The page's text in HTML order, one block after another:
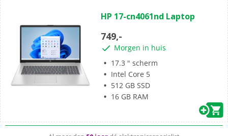
van
5
sterren.
HP 17-cn4061nd Laptop
749,-
Morgen in huis
17.3 " scherm
Intel Core 5
512 GB SSD
16 GB RAM
Je laptop wordt gratis bezorgd
helpt je bij schade buiten garantie